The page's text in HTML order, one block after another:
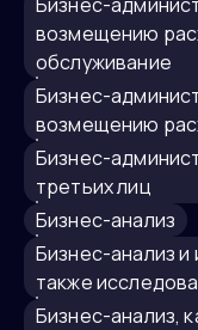
возмещению
обслуживание
бизнес-администрирование программ и услуг по
возмещению
бизнес-администрирование реестров активов
третьих лиц
бизнес-анализ
бизнес-анализ и информационные услуги, а
также
бизнес-анализ, касающийся проведения